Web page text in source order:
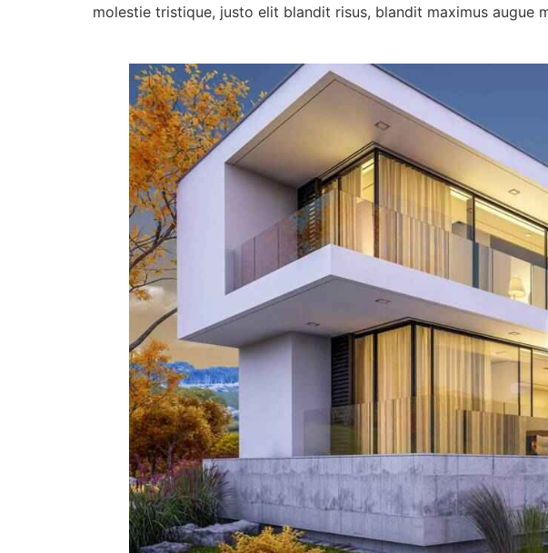
molestie tristique, justo elit blandit risus, blandit maximus